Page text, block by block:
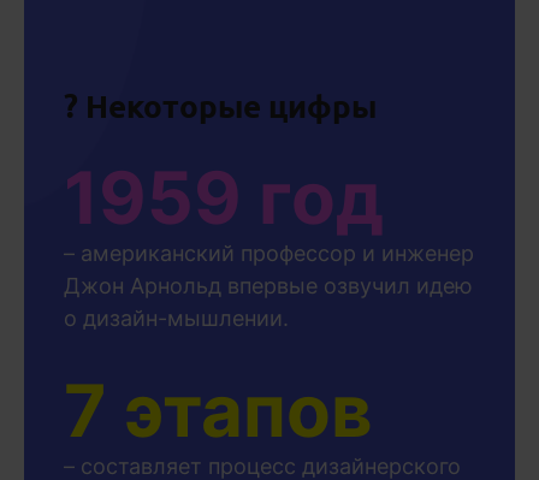
? Некоторые цифры
1959 год
– американский профессор и инженер
Джон Арнольд впервые озвучил идею
о дизайн-мышлении.
7 этапов
– составляет процесс дизайнерского